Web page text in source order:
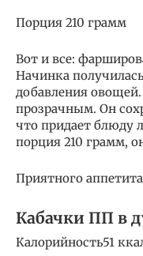
Порция 210 грамм
Вот и все:
Начинка
добавления
прозрачным. Он
что придает блюду
порция 210 грамм,
Приятного
Кабачки ПП в
Калорийность51